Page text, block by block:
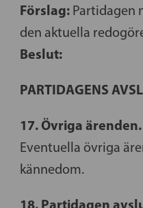
Förslag:Partidagen
den aktuella
Beslut:
PARTIDAGENS
17. Övriga ärenden.
Eventuella övriga
kännedom.
18. Partidagen